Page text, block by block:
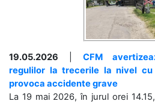
19.05.2026
CFM
regulilor la trecerile la nivel
provoca accidente grave
La 19 mai 2026, în jurul orei